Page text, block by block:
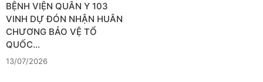
BỆNH VIỆN QUÂN Y 103
VINH DỰ ĐÓN NHẬN HUÂN
CHƯƠNG BẢO VỆ TỔ
QUỐC…
13/07/2026